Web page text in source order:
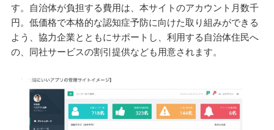
す。自治体が負担する費用は、本サイトのアカウント月数千
円。低価格で本格的な認知症予防に向けた取り組みができる
よう、協力企業とともにサポートし、利用する自治体住民へ
の、同社サービスの割引提供なども用意されます。